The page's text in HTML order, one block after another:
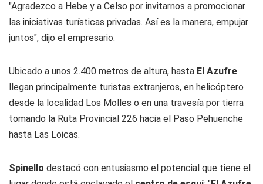
"Agradezco a Hebe y a Celso por invitarnos a promocionar
las iniciativas turísticas privadas. Así es la manera, empujar
juntos", dijo el empresario.
Ubicado a unos 2.400 metros de altura, hasta El Azufre
llegan principalmente turistas extranjeros, en helicóptero
desde la localidad Los Molles o en una travesía por tierra
tomando la Ruta Provincial 226 hacia el Paso Pehuenche
hasta Las Loicas.
Spinello destacó con entusiasmo el potencial que tiene el